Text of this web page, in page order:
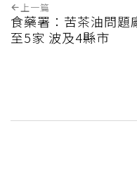
上一篇
食藥署：苦茶油問題
至5家 波及4縣市